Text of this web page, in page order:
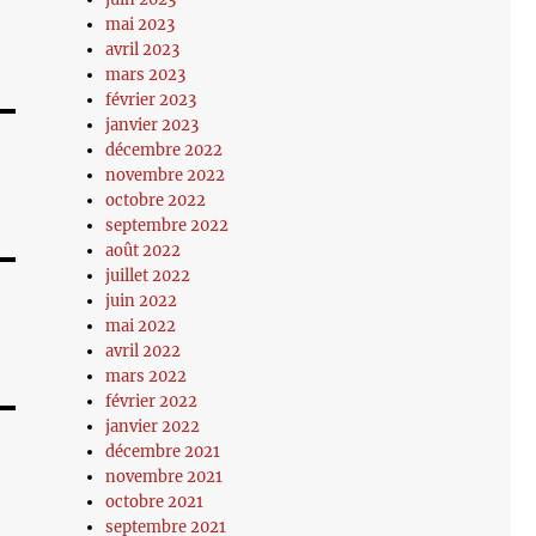
mai 2023
avril 2023
mars 2023
février 2023
janvier 2023
décembre 2022
novembre 2022
octobre 2022
septembre 2022
août 2022
juillet 2022
juin 2022
mai 2022
avril 2022
mars 2022
février 2022
janvier 2022
décembre 2021
novembre 2021
octobre 2021
septembre 2021